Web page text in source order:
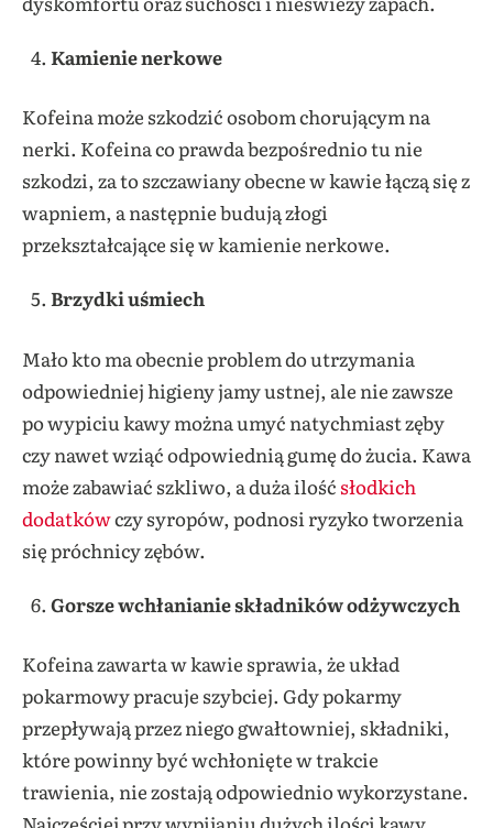
Kamienie nerkowe
Kofeina może szkodzić osobom chorującym na
nerki. Kofeina co prawda bezpośrednio tu nie
szkodzi, za to szczawiany obecne w kawie łączą się z
wapniem, a następnie budują złogi
przekształcające się w kamienie nerkowe.
Brzydki uśmiech
Mało kto ma obecnie problem do utrzymania
odpowiedniej higieny jamy ustnej, ale nie zawsze
po wypiciu kawy można umyć natychmiast zęby
czy nawet wziąć odpowiednią gumę do żucia. Kawa
może zabawiać szkliwo, a duża ilośćsłodkich
dodatkówczy syropów, podnosi ryzyko tworzenia
się próchnicy zębów.
Gorsze wchłanianie składników odżywczych
Kofeina zawarta w kawie sprawia, że układ
pokarmowy pracuje szybciej. Gdy pokarmy
przepływają przez niego gwałtowniej, składniki,
które powinny być wchłonięte w trakcie
trawienia, nie zostają odpowiednio wykorzystane.